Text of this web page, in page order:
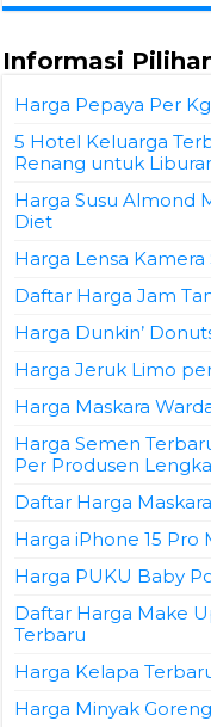
Informasi
Harga Pepaya Per
5 Hotel Keluarga
Renang untuk
Harga Susu Almond
Diet
Harga Lensa
Daftar Harga Jam
Harga Dunkin’
Harga Jeruk Limo
Harga Maskara
Harga Semen
Per Produsen
Daftar Harga
Harga iPhone 15 Pro
Harga PUKU Baby
Daftar Harga Make
Terbaru
Harga Kelapa
Harga Minyak